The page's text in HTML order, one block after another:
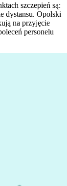
szczepień są:
dystansu. Opolski
na przyjęcie
personelu